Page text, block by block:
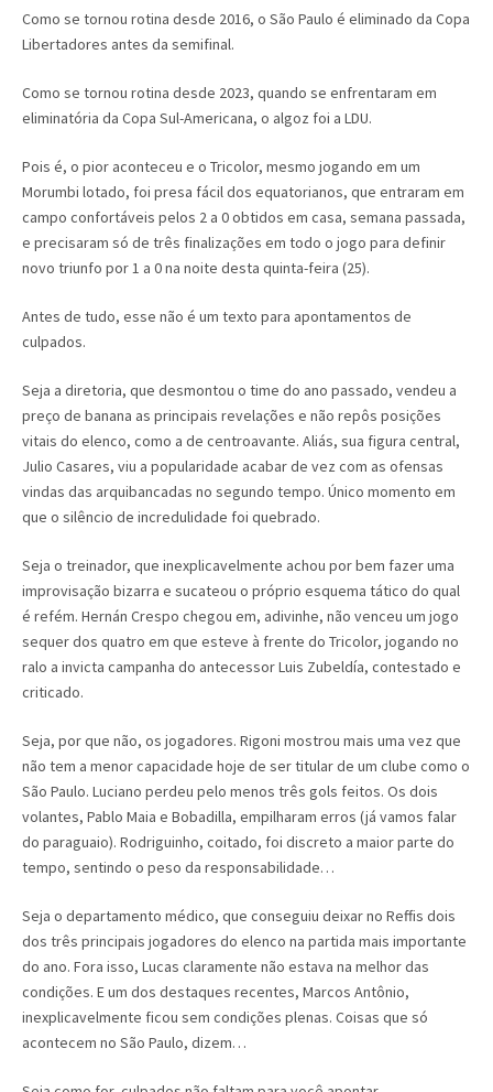
Como se tornou rotina desde 2016, o São Paulo é eliminado da Copa
Libertadores antes da semifinal.
Como se tornou rotina desde 2023, quando se enfrentaram em
eliminatória da Copa Sul-Americana, o algoz foi a LDU.
Pois é, o pior aconteceu e o Tricolor, mesmo jogando em um
Morumbi lotado, foi presa fácil dos equatorianos, que entraram em
campo confortáveis pelos 2 a 0 obtidos em casa, semana passada,
e precisaram só de três finalizações em todo o jogo para definir
novo triunfo por 1 a 0 na noite desta quinta-feira (25).
Antes de tudo, esse não é um texto para apontamentos de
culpados.
Seja a diretoria, que desmontou o time do ano passado, vendeu a
preço de banana as principais revelações e não repôs posições
vitais do elenco, como a de centroavante. Aliás, sua figura central,
Julio Casares, viu a popularidade acabar de vez com as ofensas
vindas das arquibancadas no segundo tempo. Único momento em
que o silêncio de incredulidade foi quebrado.
Seja o treinador, que inexplicavelmente achou por bem fazer uma
improvisação bizarra e sucateou o próprio esquema tático do qual
é refém. Hernán Crespo chegou em, adivinhe, não venceu um jogo
sequer dos quatro em que esteve à frente do Tricolor, jogando no
ralo a invicta campanha do antecessor Luis Zubeldía, contestado e
criticado.
Seja, por que não, os jogadores. Rigoni mostrou mais uma vez que
não tem a menor capacidade hoje de ser titular de um clube como o
São Paulo. Luciano perdeu pelo menos três gols feitos. Os dois
volantes, Pablo Maia e Bobadilla, empilharam erros (já vamos falar
do paraguaio). Rodriguinho, coitado, foi discreto a maior parte do
tempo, sentindo o peso da responsabilidade…
Seja o departamento médico, que conseguiu deixar no Reffis dois
dos três principais jogadores do elenco na partida mais importante
do ano. Fora isso, Lucas claramente não estava na melhor das
condições. E um dos destaques recentes, Marcos Antônio,
inexplicavelmente ficou sem condições plenas. Coisas que só
acontecem no São Paulo, dizem…